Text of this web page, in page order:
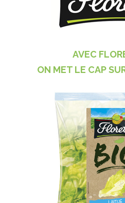
AVEC
ON MET LE CAP